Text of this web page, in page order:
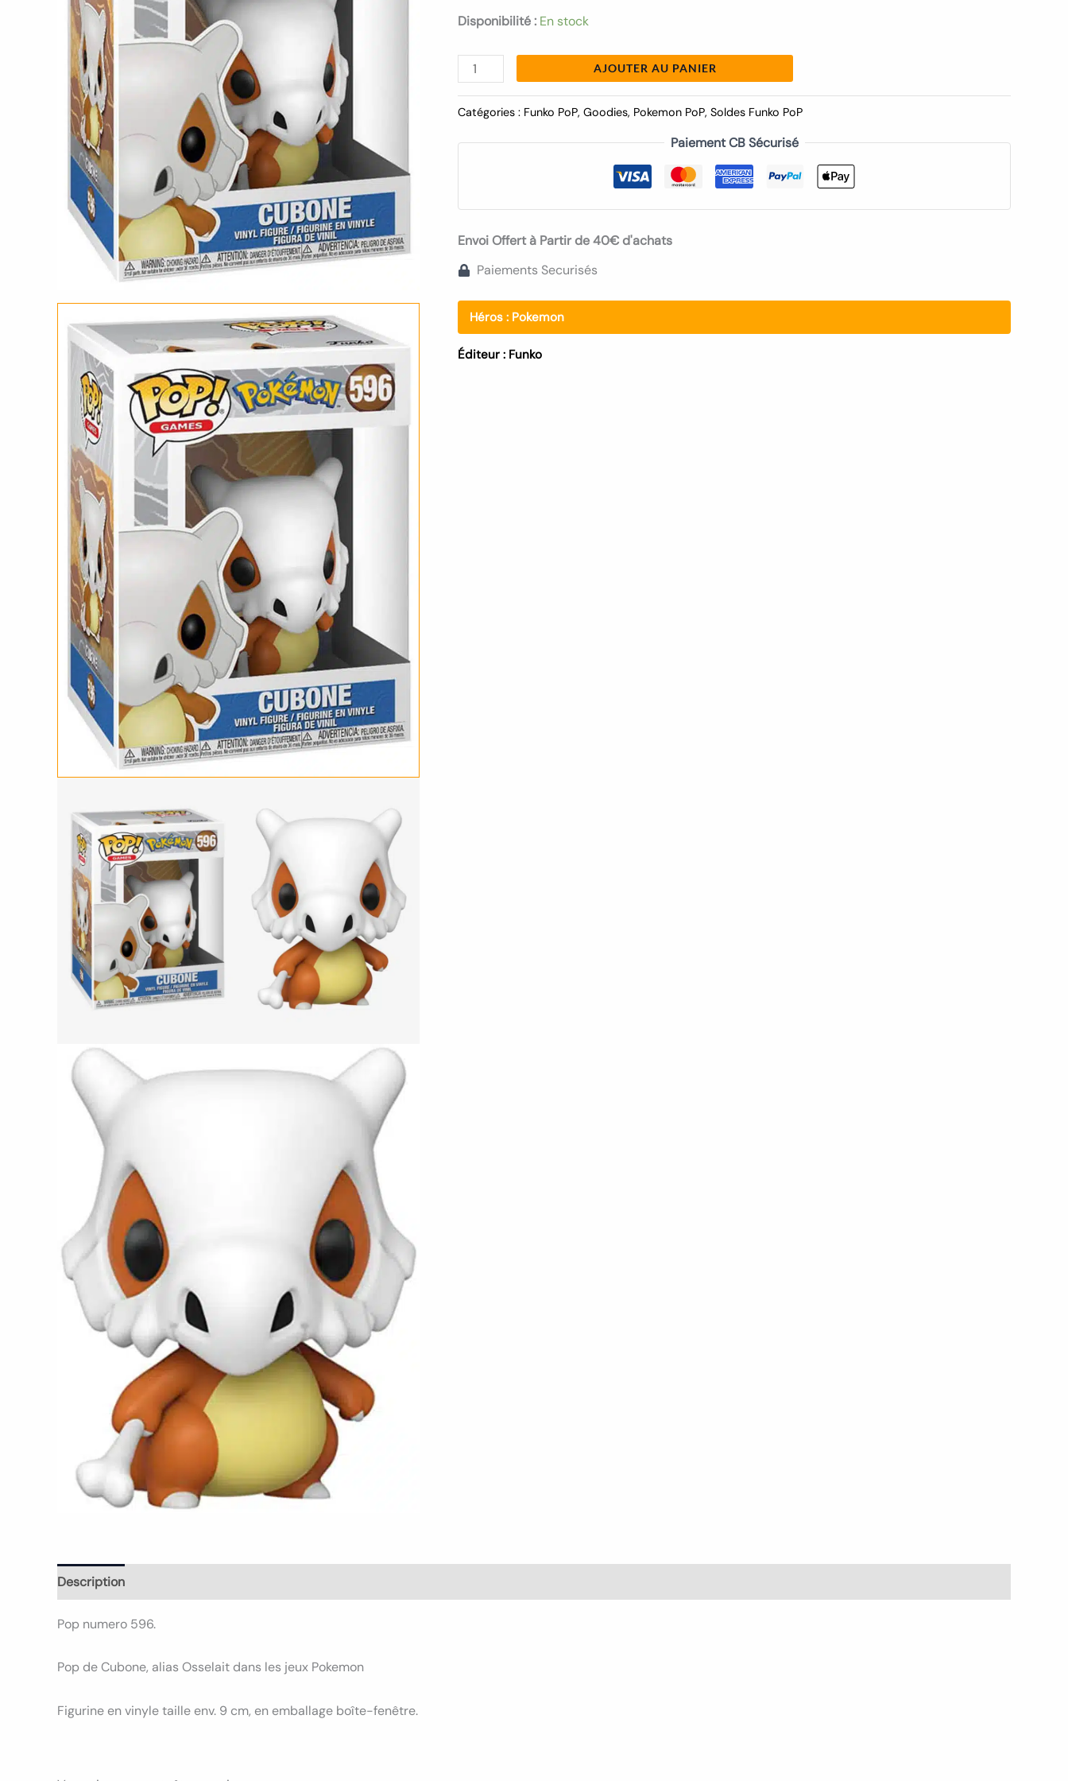
Disponibilité : En stock
AJOUTER AU PANIER
Catégories : Funko PoP, Goodies, Pokemon PoP, Soldes Funko PoP
Paiement CB Sécurisé
Envoi Offert à Partir de 40€ d'achats
Paiements Securisés
Héros : Pokemon
Éditeur : Funko
Description
Pop numero 596.
Pop de Cubone, alias Osselait dans les jeux Pokemon
Figurine en vinyle taille env. 9 cm, en emballage boîte-fenêtre.